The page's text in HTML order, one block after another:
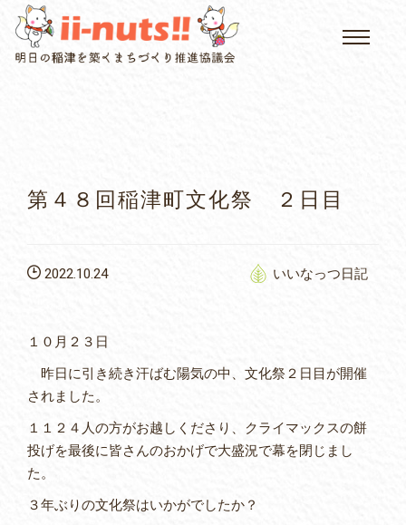
HOME
いなつについて
第４８回稲津町文化祭 ２日目
いいなっつ日記
2022.10.24
１０月２３日
昨日に引き続き汗ばむ陽気の中、文化祭２日目が開催
されました。
１１２４人の方がお越しくださり、クライマックスの餅
投げを最後に皆さんのおかげで大盛況で幕を閉じまし
た。
３年ぶりの文化祭はいかがでしたか？